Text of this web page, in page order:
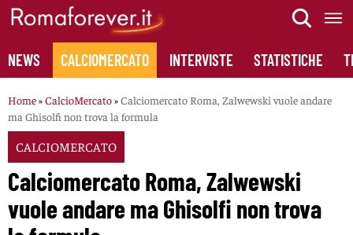
Skip
content
NEWS CALCIOMERCATO INTERVISTE STATISTICHE
Home»CalcioMercato»Calciomercato Roma, Zalwewski vuole andare
ma Ghisolfi non trova la formula
CALCIOMERCATO
Calciomercato Roma, Zalwewski
vuole andare ma Ghisolfi non trova